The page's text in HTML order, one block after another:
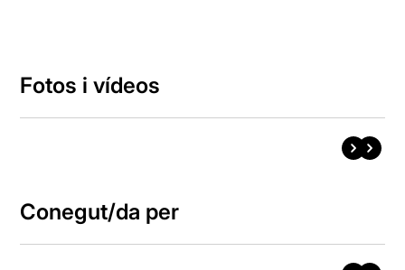
Fotos i vídeos
Conegut/da per